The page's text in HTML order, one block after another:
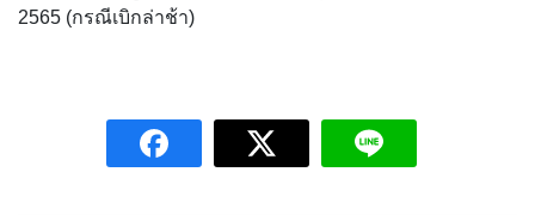
2565 (กรณีเบิกล่าช้า)